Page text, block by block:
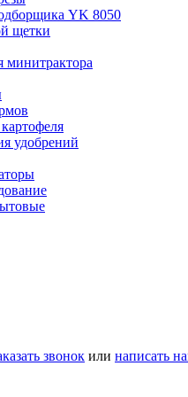
YK 8050
щетки
минитрактора
удобрений
звонок или написать